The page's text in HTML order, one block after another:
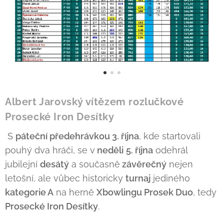
Albert Jarovský vítězem rozlučkové
Prosecké Iron Desítky
S páteční předehrávkou 3. října, kde startovali
pouhý dva hráči, se v neděli 5. října odehrál
jubilejní desátý a současně závěrečný nejen
letošní, ale vůbec historicky turnaj jediného
kategorie A na herně Xbowlingu Prosek Duo, tedy
Prosecké Iron Desítky.